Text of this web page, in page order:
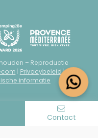
– Reproductie
| Privacybeleid|
informatie
Contact